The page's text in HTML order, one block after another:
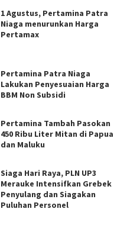
1 Agustus, Pertamina Patra
Niaga menurunkan Harga
Pertamax
Pertamina Patra Niaga
Lakukan Penyesuaian Harga
BBM Non Subsidi
Pertamina Tambah Pasokan
450 Ribu Liter Mitan di Papua
dan Maluku
Siaga Hari Raya, PLN UP3
Merauke Intensifkan Grebek
Penyulang dan Siagakan
Puluhan Personel